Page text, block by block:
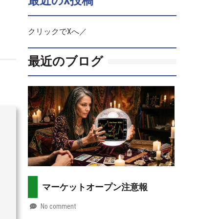
クリックでXへ／
最近のブログ
マーケットオープン注意報
by
No comment